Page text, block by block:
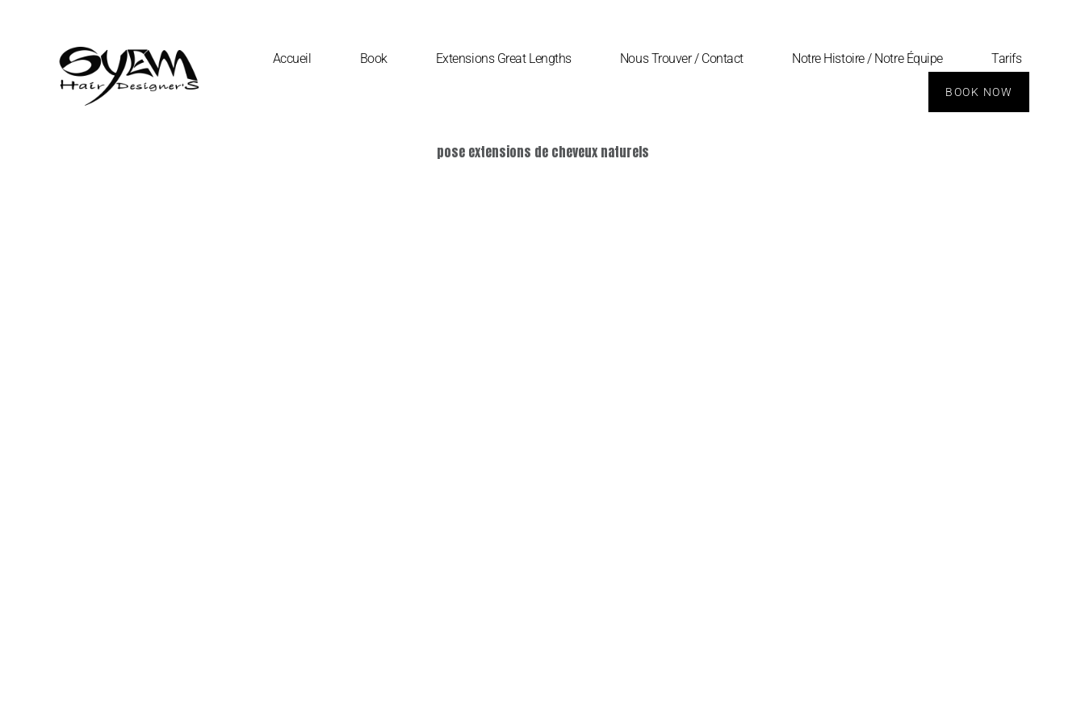
Accueil Book Extensions Great Lengths Nous Trouver / Contact Notre Histoire / Notre Équipe Tarifs
BOOK NOW
pose extensions de cheveux naturels